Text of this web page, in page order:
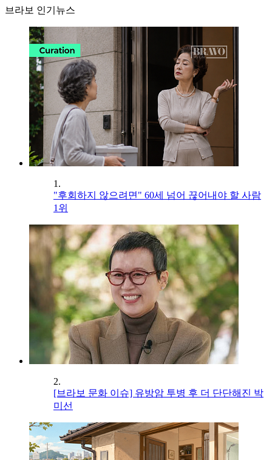
브라보 인기뉴스
1.
"후회하지 않으려면" 60세 넘어 끊어내야 할 사람
1위
2.
[브라보 문화 이슈] 유방암 투병 후 더 단단해진 박
미선